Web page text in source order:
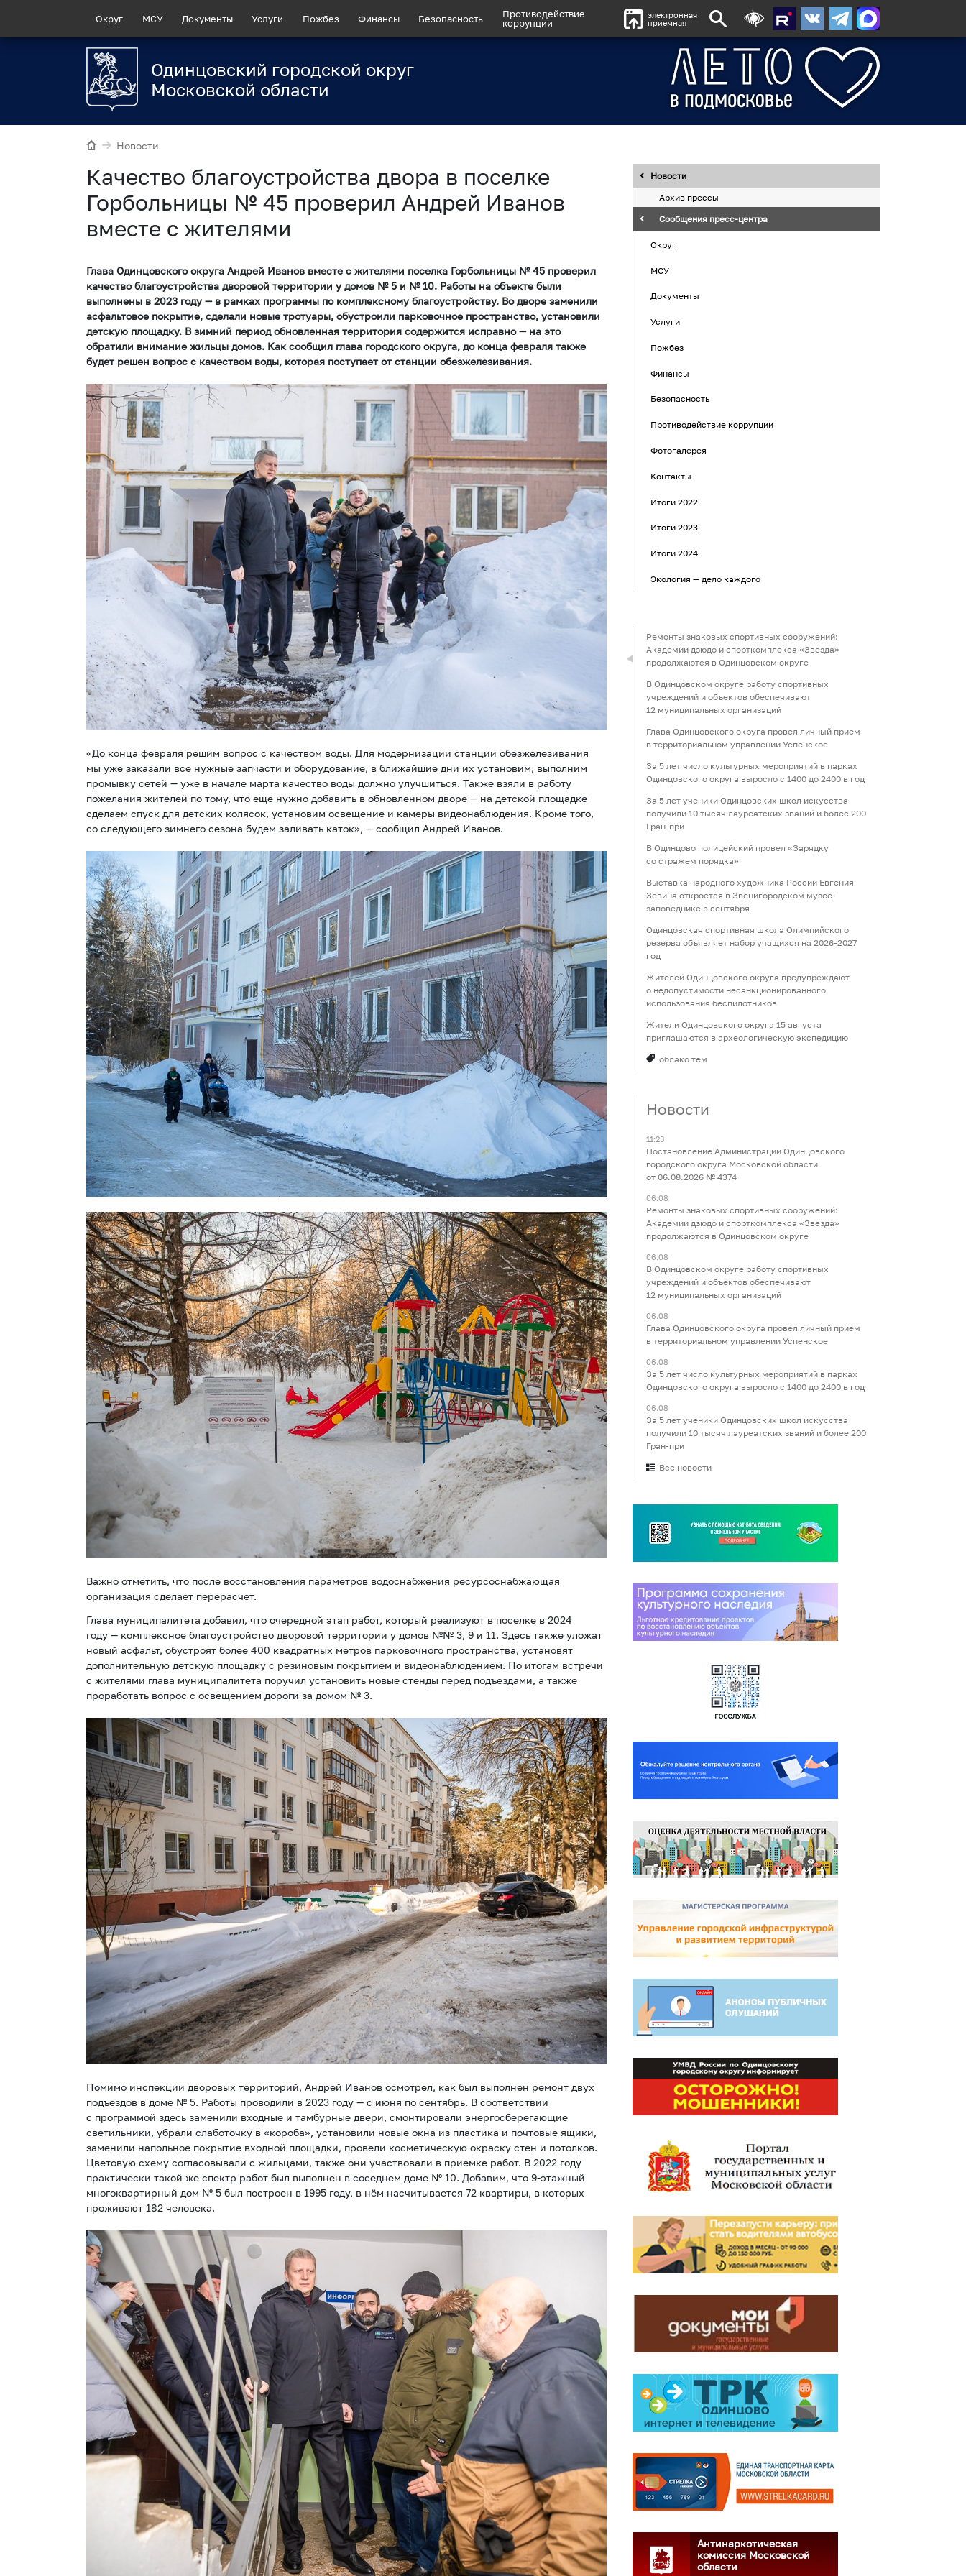
Округ МСУ Документы Услуги Пожбез Финансы Безопасность
Противодействие
коррупции
электронная
приемная
Одинцовский городской округ
Московской области
Новости
Качество благоустройства двора в поселке
Горбольницы № 45 проверил Андрей Иванов
вместе с жителями
Глава Одинцовского округа Андрей Иванов вместе с жителями поселка Горбольницы № 45 проверил
качество благоустройства дворовой территории у домов № 5 и № 10. Работы на объекте были
выполнены в 2023 году — в рамках программы по комплексному благоустройству. Во дворе заменили
асфальтовое покрытие, сделали новые тротуары, обустроили парковочное пространство, установили
детскую площадку. В зимний период обновленная территория содержится исправно — на это
обратили внимание жильцы домов. Как сообщил глава городского округа, до конца февраля также
будет решен вопрос с качеством воды, которая поступает от станции обезжелезивания.
«До конца февраля решим вопрос с качеством воды. Для модернизации станции обезжелезивания
мы уже заказали все нужные запчасти и оборудование, в ближайшие дни их установим, выполним
промывку сетей — уже в начале марта качество воды должно улучшиться. Также взяли в работу
пожелания жителей по тому, что еще нужно добавить в обновленном дворе — на детской площадке
сделаем спуск для детских колясок, установим освещение и камеры видеонаблюдения. Кроме того,
со следующего зимнего сезона будем заливать каток», — сообщил Андрей Иванов.
Важно отметить, что после восстановления параметров водоснабжения ресурсоснабжающая
организация сделает перерасчет.
Глава муниципалитета добавил, что очередной этап работ, который реализуют в поселке в 2024
году — комплексное благоустройство дворовой территории у домов №№ 3, 9 и 11. Здесь также уложат
новый асфальт, обустроят более 400 квадратных метров парковочного пространства, установят
дополнительную детскую площадку с резиновым покрытием и видеонаблюдением. По итогам встречи
с жителями глава муниципалитета поручил установить новые стенды перед подъездами, а также
проработать вопрос с освещением дороги за домом № 3.
Помимо инспекции дворовых территорий, Андрей Иванов осмотрел, как был выполнен ремонт двух
подъездов в доме № 5. Работы проводили в 2023 году — с июня по сентябрь. В соответствии
с программой здесь заменили входные и тамбурные двери, смонтировали энергосберегающие
светильники, убрали слаботочку в «короба», установили новые окна из пластика и почтовые ящики,
заменили напольное покрытие входной площадки, провели косметическую окраску стен и потолков.
Цветовую схему согласовывали с жильцами, также они участвовали в приемке работ. В 2022 году
практически такой же спектр работ был выполнен в соседнем доме № 10. Добавим, что 9-этажный
многоквартирный дом № 5 был построен в 1995 году, в нём насчитывается 72 квартиры, в которых
проживают 182 человека.
Новости
Архив прессы
Сообщения пресс-центра
Округ
МСУ
Документы
Услуги
Пожбез
Финансы
Безопасность
Противодействие коррупции
Фотогалерея
Контакты
Итоги 2022
Итоги 2023
Итоги 2024
Экология — дело каждого
Ремонты знаковых спортивных сооружений:
Академии дзюдо и спорткомплекса «Звезда»
продолжаются в Одинцовском округе
В Одинцовском округе работу спортивных
учреждений и объектов обеспечивают
12 муниципальных организаций
Глава Одинцовского округа провел личный прием
в территориальном управлении Успенское
За 5 лет число культурных мероприятий в парках
Одинцовского округа выросло с 1400 до 2400 в год
За 5 лет ученики Одинцовских школ искусства
получили 10 тысяч лауреатских званий и более 200
Гран-при
В Одинцово полицейский провел «Зарядку
со стражем порядка»
Выставка народного художника России Евгения
Зевина откроется в Звенигородском музее-
заповеднике 5 сентября
Одинцовская спортивная школа Олимпийского
резерва объявляет набор учащихся на 2026-2027
год
Жителей Одинцовского округа предупреждают
о недопустимости несанкционированного
использования беспилотников
Жители Одинцовского округа 15 августа
приглашаются в археологическую экспедицию
облако тем
Новости
11:23
Постановление Администрации Одинцовского
городского округа Московской области
от 06.08.2026 № 4374
06.08
Ремонты знаковых спортивных сооружений:
Академии дзюдо и спорткомплекса «Звезда»
продолжаются в Одинцовском округе
06.08
В Одинцовском округе работу спортивных
учреждений и объектов обеспечивают
12 муниципальных организаций
06.08
Глава Одинцовского округа провел личный прием
в территориальном управлении Успенское
06.08
За 5 лет число культурных мероприятий в парках
Одинцовского округа выросло с 1400 до 2400 в год
06.08
За 5 лет ученики Одинцовских школ искусства
получили 10 тысяч лауреатских званий и более 200
Гран-при
Все новости
Антинаркотическая
комиссия Московской
области